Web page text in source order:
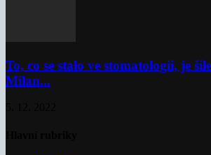
To, co se stalo ve stomatologii, je
Milan...